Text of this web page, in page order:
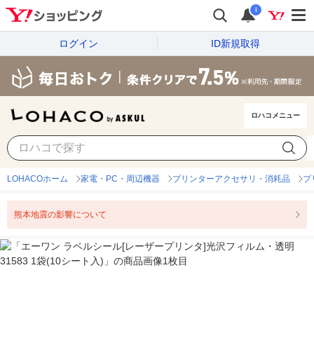
i
ログイン ID新規取得
ロハコメニュー
LOHACOホーム 家電・PC・周辺機器 プリンターアクセサリ・消耗品 プ
熊本地震の影響について